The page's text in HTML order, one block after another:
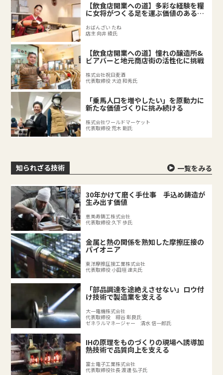
【飲食店開業への道】多彩な経験を糧
に女将がつくる足を運ぶ価値のある料
おばんざい たね
店主 向井 綾氏
【飲食店開業への道】憧れの醸造所&
ビアバーと地元商店街の活性化に挑戦
株式会社祝日麦酒
代表取締役 大迫 和秀氏
「乗馬人口を増やしたい」を原動力に
新たな価値づくりに挑み続ける
株式会社ワールドマーケット
代表取締役 荒木 剛氏
知られざる技術 一覧をみる
30年かけて磨く手仕事 手込め鋳造が
生み出す価値
恵美寿鋳工株式会社
代表取締役 久下 歩氏
金属と熱の関係を熟知した摩擦圧接の
パイオニア
東洋摩擦圧接工業株式会社
代表取締役 小田垣 達夫氏
「部品調達を途絶えさせない」ロウ付
け技術で製造業を支える
大一電機株式会社
代表取締役 紺谷 彰良氏
ゼネラルマネージャー 清水 信一郎氏
IHの原理をものづくりの現場へ誘導加
熱技術で品質向上を支える
富士電子工業株式会社
代表取締役社長 渡邊 弘子氏